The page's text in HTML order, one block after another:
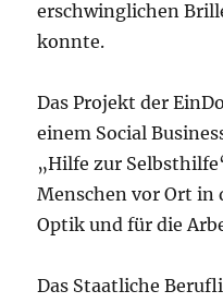
erschwinglichen
konnte.
Das Projekt der
einem Social
„Hilfe zur
Menschen vor Ort in
Optik und für die
Das Staatliche